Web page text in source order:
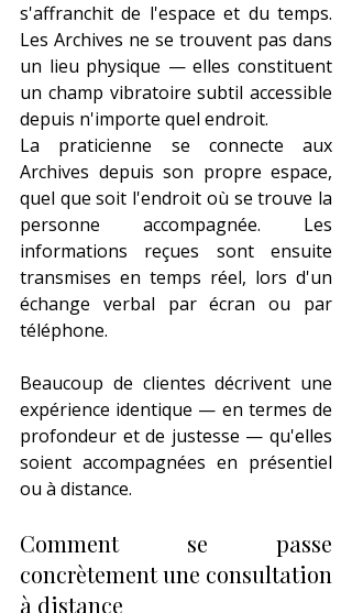
s'affranchit de l'espace et du temps.
Les Archives ne se trouvent pas dans
un lieu physique — elles constituent
un champ vibratoire subtil accessible
depuis n'importe quel endroit.
La praticienne se connecte aux
Archives depuis son propre espace,
quel que soit l'endroit où se trouve la
personne accompagnée. Les
informations reçues sont ensuite
transmises en temps réel, lors d'un
échange verbal par écran ou par
téléphone.
Beaucoup de clientes décrivent une
expérience identique — en termes de
profondeur et de justesse — qu'elles
soient accompagnées en présentiel
ou à distance.
Comment se passe
concrètement une consultation
à distance